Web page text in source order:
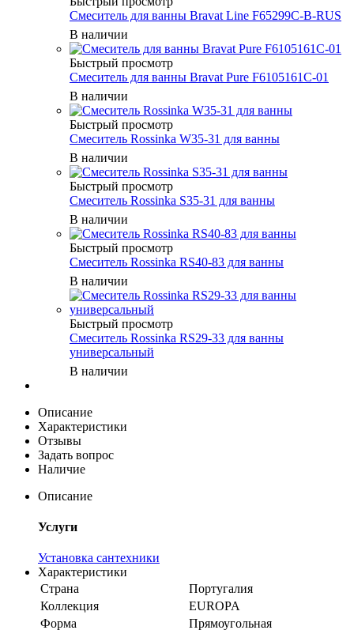
Смеситель для ванны Bravat Line F65299C-B-RUS
В наличии
Быстрый просмотр
Смеситель для ванны Bravat Pure F6105161C-01
В наличии
Быстрый просмотр
Смеситель Rossinka W35-31 для ванны
В наличии
Быстрый просмотр
Смеситель Rossinka S35-31 для ванны
В наличии
Быстрый просмотр
Смеситель Rossinka RS40-83 для ванны
В наличии
Быстрый просмотр
Смеситель Rossinka RS29-33 для ванны
универсальный
В наличии
Описание
Характеристики
Отзывы
Задать вопрос
Наличие
Описание
Услуги
Установка сантехники
Характеристики
Страна
Португалия
Коллекция
EUROPA
Форма
Прямоугольная